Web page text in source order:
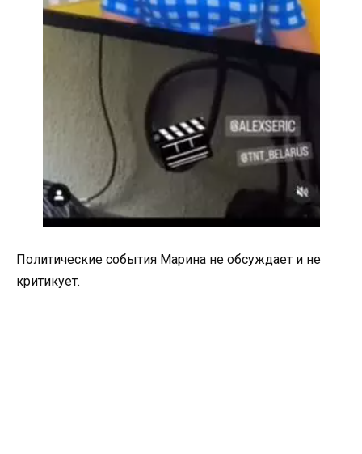
Политические события Марина не обсуждает и не
критикует.